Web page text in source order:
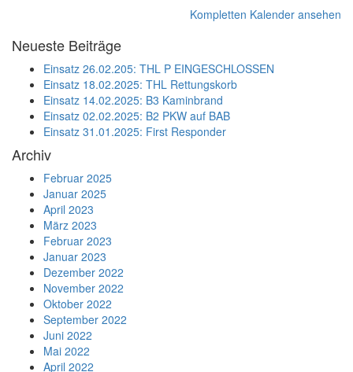
Kompletten Kalender ansehen
Neueste Beiträge
Einsatz 26.02.205: THL P EINGESCHLOSSEN
Einsatz 18.02.2025: THL Rettungskorb
Einsatz 14.02.2025: B3 Kaminbrand
Einsatz 02.02.2025: B2 PKW auf BAB
Einsatz 31.01.2025: First Responder
Archiv
Februar 2025
Januar 2025
April 2023
März 2023
Februar 2023
Januar 2023
Dezember 2022
November 2022
Oktober 2022
September 2022
Juni 2022
Mai 2022
April 2022